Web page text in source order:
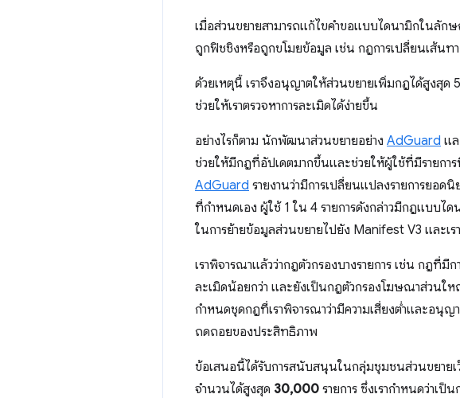
เมื่อส่วนขยายสามารถแก้ไขคำขอแบบไดนามิกในลัก
ถูกฟิชชิงหรือถูกขโมยข้อมูล เช่น กฎการเปลี่ยนเส้น
ด้วยเหตุนี้ เราจึงอนุญาตให้ส่วนขยายเพิ่มกฎได้สูงสุด
ช่วยให้เราตรวจหาการละเมิดได้ง่ายขึ้น
อย่างไรก็ตาม นักพัฒนาส่วนขยายอย่าง AdGuard แ
ช่วยให้มีกฎที่อัปเดตมากขึ้นและช่วยให้ผู้ใช้ที่มีรายกา
AdGuard รายงานว่ามีการเปลี่ยนแปลงรายการยอด
ที่กำหนดเอง ผู้ใช้ 1 ใน 4 รายการดังกล่าวมีกฎแบบได
ในการย้ายข้อมูลส่วนขยายไปยัง Manifest V3 และเ
เราพิจารณาแล้วว่ากฎตัวกรองบางรายการ เช่น กฎที่มีก
ละเมิดน้อยกว่า และยังเป็นกฎตัวกรองโฆษณาส่วนให
กำหนดชุดกฎที่เราพิจารณาว่ามีความเสี่ยงต่ำและอนุญ
ถดถอยของประสิทธิภาพ
ข้อเสนอนี้ได้รับการสนับสนุนในกลุ่มชุมชนส่วนขยาย
จำนวนได้สูงสุด 30,000 รายการ ซึ่งเรากำหนดว่าเป็